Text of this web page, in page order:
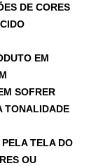
DE CORES
EM
SOFRER
TONALIDADE
PELA TELA DO
OU